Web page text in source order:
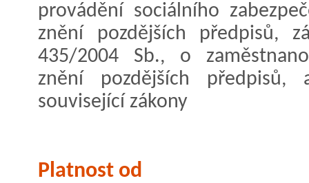
provádění sociálního
znění pozdějších předpisů,
435/2004 Sb., o
znění pozdějších předpisů,
související zákony
Platnost od